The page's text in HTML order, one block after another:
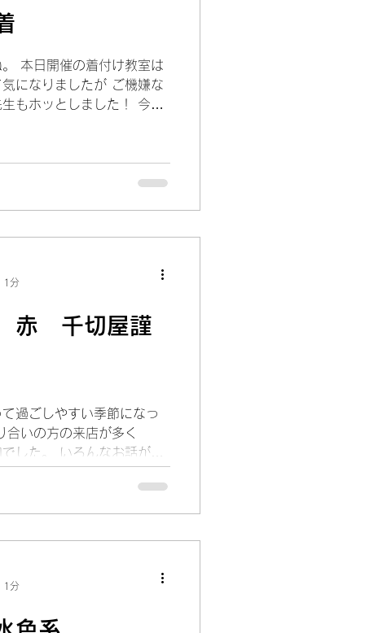
本日開催の着付け教室は
になりましたが ご機嫌な
もホッとしました！ 今日
赤 千切屋謹
過ごしやすい季節になっ
いの方の来店が多く
した。 いろんなお話が聞
1分
1分